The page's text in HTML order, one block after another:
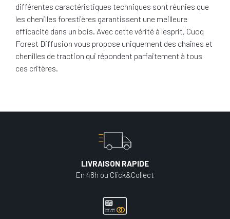
différentes caractéristiques techniques sont réunies que
les chenilles forestières garantissent une meilleure
efficacité dans un bois. Avec cette vérité à l'esprit, Cuoq
Forest Diffusion vous propose uniquement des chaînes et
chenilles de traction qui répondent parfaitement à tous
ces critères.
LIVRAISON RAPIDE
En 48h ou Click&Collect